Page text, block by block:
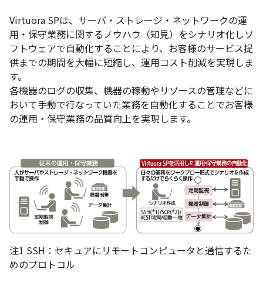
Virtuora SPは、サーバ・ストレージ・ネットワークの運
用・保守業務に関するノウハウ（知見）をシナリオ化しソ
フトウェアで自動化することにより、お客様のサービス提
供までの期間を大幅に短縮し、運用コスト削減を実現しま
す。
各機器のログの収集、機器の稼動やリソースの管理などに
おいて手動で行なっていた業務を自動化することでお客様
の運用・保守業務の品質向上を実現します。
注1 SSH：セキュアにリモートコンピュータと通信するた
めのプロトコル